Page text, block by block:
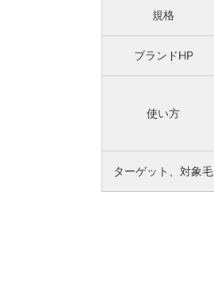
規格
ブランドHP
使い方
ターゲット、対象毛